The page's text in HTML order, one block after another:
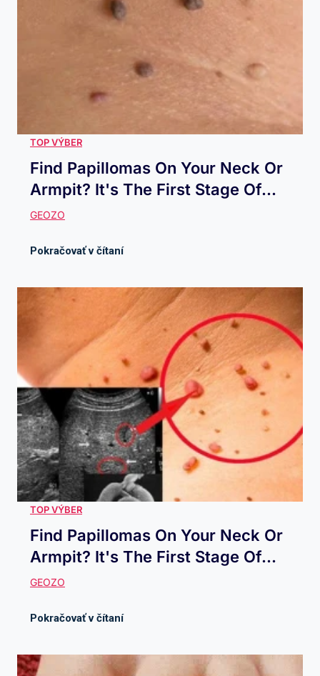
Find Papillomas On Your Neck Or
Armpit? It's The First Stage Of...
Find Papillomas On Your Neck Or
Armpit? It's The First Stage Of...